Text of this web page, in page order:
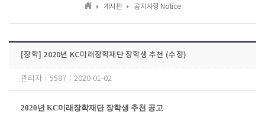
게시판 공지사항 Notice
[장학] 2020년 KC미래장학재단 장학생 추천 (수정)
관리자 5587 2020-01-02
2020년 KC미래장학재단 장학생 추천 공고